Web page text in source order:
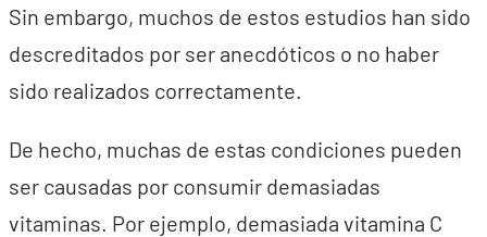
Sin embargo, muchos de estos estudios han sido
descreditados por ser anecdóticos o no haber
sido realizados correctamente.
De hecho, muchas de estas condiciones pueden
ser causadas por consumir demasiadas
vitaminas. Por ejemplo, demasiada vitamina C